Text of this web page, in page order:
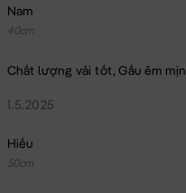
Nam
40cm
Chất lượng vải tốt, Gấu êm mịn
1.5.2025
Hiếu
50cm